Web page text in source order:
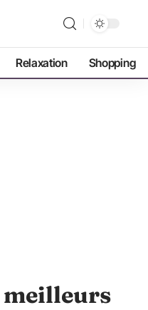
Relaxation Shopping
meilleurs